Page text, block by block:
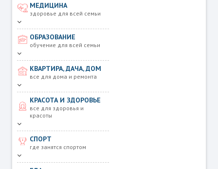
МЕДИЦИНА
здоровье для всей семьи
ОБРАЗОВАНИЕ
обучение для всей семьи
КВАРТИРА, ДАЧА, ДОМ
все для дома и ремонта
КРАСОТА И ЗДОРОВЬЕ
все для здоровья и
красоты
СПОРТ
где занятся спортом